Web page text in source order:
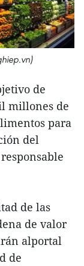
de
millones de
para
del
de las
de valor
alportal
de